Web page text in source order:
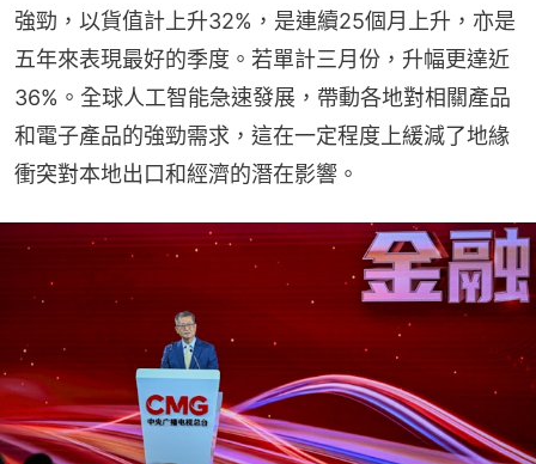
強勁，以貨值計上升32%，是連續25個月上升，亦是
五年來表現最好的季度。若單計三月份，升幅更達近
36%。全球人工智能急速發展，帶動各地對相關產品
和電子產品的強勁需求，這在一定程度上緩減了地緣
衝突對本地出口和經濟的潛在影響。